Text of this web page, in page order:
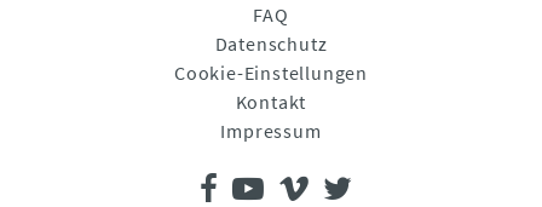
FAQ
Datenschutz
Cookie-Einstellungen
Kontakt
Impressum